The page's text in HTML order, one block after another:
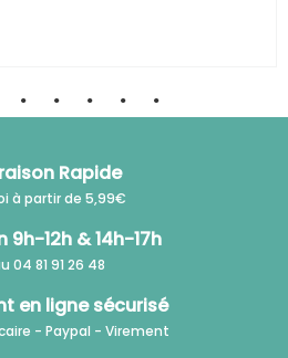
Rapide
à partir de 5,99€
9h-12h & 14h-17h
04 81 91 26 48
en ligne sécurisé
- Paypal - Virement